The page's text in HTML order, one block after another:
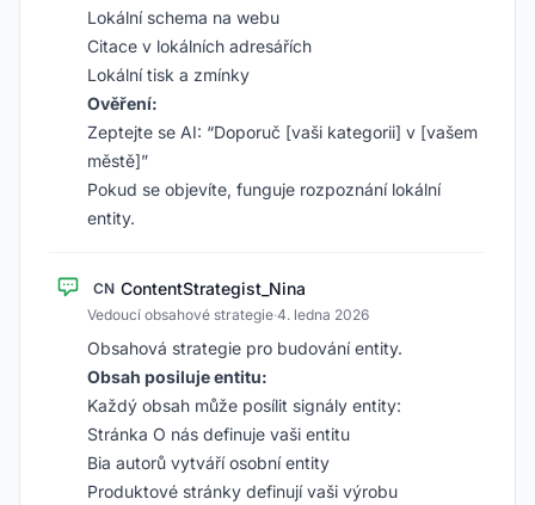
Lokální schema na webu
Citace v lokálních adresářích
Lokální tisk a zmínky
Ověření:
Zeptejte se AI: “Doporuč [vaši kategorii] v [vašem
městě]”
Pokud se objevíte, funguje rozpoznání lokální
entity.
CN ContentStrategist_Nina
Vedoucí obsahové strategie·4. ledna 2026
Obsahová strategie pro budování entity.
Obsah posiluje entitu:
Každý obsah může posílit signály entity:
Stránka O nás definuje vaši entitu
Bia autorů vytváří osobní entity
Produktové stránky definují vaši výrobu